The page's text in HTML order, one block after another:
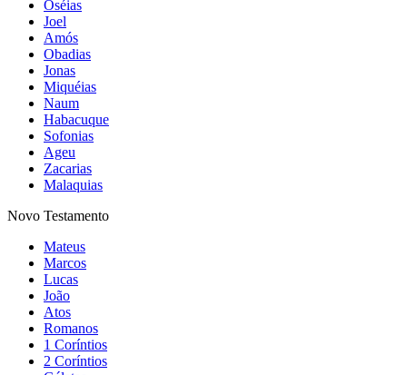
Oséias
Joel
Amós
Obadias
Jonas
Miquéias
Naum
Habacuque
Sofonias
Ageu
Zacarias
Malaquias
Novo Testamento
Mateus
Marcos
Lucas
João
Atos
Romanos
1 Coríntios
2 Coríntios